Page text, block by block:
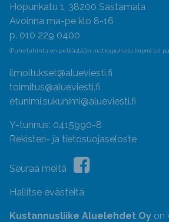
Hopunkatu 1, 38200 Sastamala
Avoinna ma-pe klo 8-16
p. 010 229 0400
(Puheluhinta on pelkästään matkapuhelu (mpm) tai
ilmoitukset@alueviesti.fi
toimitus@alueviesti.fi
etunimi.sukunimi@alueviesti.fi
Y-tunnus: 0415990-8
Rekisteri- ja tietosuojaseloste
Seuraa meitä
Hallitse evästeitä
Kustannusliike Aluelehdet Oy on